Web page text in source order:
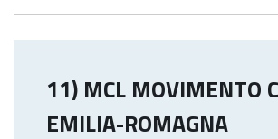
11) MCL MOVIMENTO
EMILIA-ROMAGNA